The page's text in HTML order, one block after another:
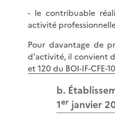
- le contribuable
activité
Pour davantage de
d'activité, il convient
et 120 du BOI-IF-CFE-
b.
1erjanvier